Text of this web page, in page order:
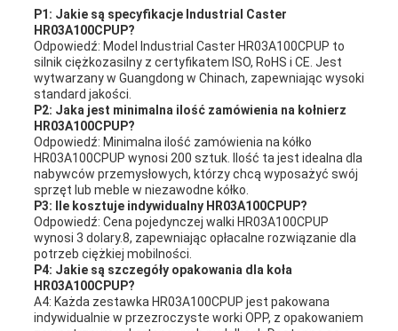
P1: Jakie są specyfikacje Industrial Caster
HR03A100CPUP?
Odpowiedź: Model Industrial Caster HR03A100CPUP to
silnik ciężkozasilny z certyfikatem ISO, RoHS i CE. Jest
wytwarzany w Guangdong w Chinach, zapewniając wysoki
standard jakości.
P2: Jaka jest minimalna ilość zamówienia na kołnierz
HR03A100CPUP?
Odpowiedź: Minimalna ilość zamówienia na kółko
HR03A100CPUP wynosi 200 sztuk. Ilość ta jest idealna dla
nabywców przemysłowych, którzy chcą wyposażyć swój
sprzęt lub meble w niezawodne kółko.
P3: Ile kosztuje indywidualny HR03A100CPUP?
Odpowiedź: Cena pojedynczej walki HR03A100CPUP
wynosi 3 dolary.8, zapewniając opłacalne rozwiązanie dla
potrzeb ciężkiej mobilności.
P4: Jakie są szczegóły opakowania dla koła
HR03A100CPUP?
A4: Każda zestawka HR03A100CPUP jest pakowana
indywidualnie w przezroczyste worki OPP, z opakowaniem